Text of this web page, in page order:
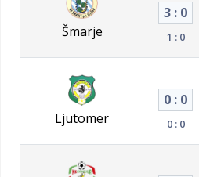
Šmarje
3 : 0
1 : 0
Ljutomer
0 : 0
0 : 0